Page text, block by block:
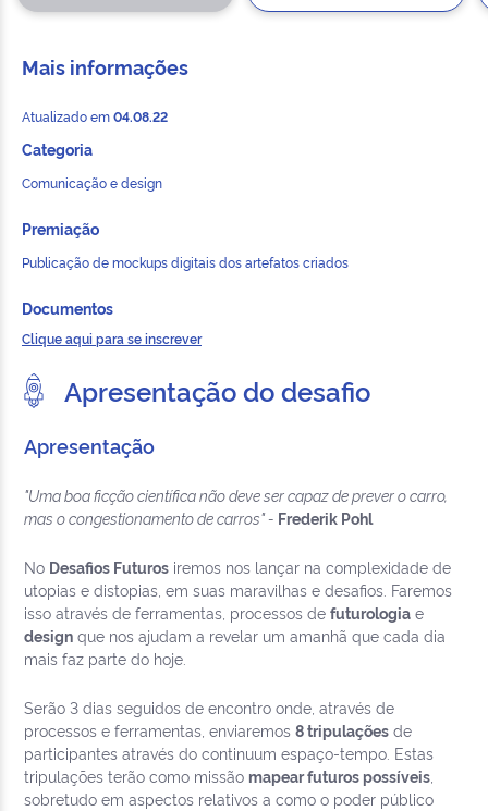
Apresentação do desafio
Apresentação
"Uma boa ficção científica não deve ser capaz de prever o carro,
mas o congestionamento de carros" - Frederik Pohl
No Desafios Futuros iremos nos lançar na complexidade de
utopias e distopias, em suas maravilhas e desafios. Faremos
isso através de ferramentas, processos de futurologia e
design que nos ajudam a revelar um amanhã que cada dia
mais faz parte do hoje.
Serão 3 dias seguidos de encontro onde, através de
processos e ferramentas, enviaremos 8 tripulações de
participantes através do continuum espaço-tempo. Estas
tripulações terão como missão mapear futuros possíveis
sobretudo em aspectos relativos a como o poder público
Mais informações
Atualizado em04.08.22
Categoria
Comunicação e design
Premiação
Publicação de mockups digitais dos artefatos criados
Documentos
Clique aqui para se inscrever